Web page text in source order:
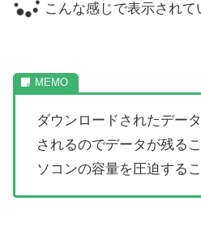
こんな感じで表示されて
ダウンロードされたデー
されるのでデータが残る
ソコンの容量を圧迫する